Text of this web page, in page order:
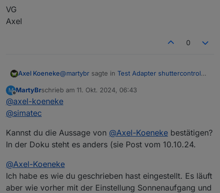
VG
Axel
0
Axel Koeneke@martybr sagte in Test Adapter shuttercontrol
Ich benötige aber zur Steuerung der Rollos
die drei Bereiche. Lässt sich der
Helligkeitssensor sinnvoll mit der
Ansonsten bleibe ich bei der Astro-
Steuerung, da ich die Bereiche benötige.
Du steuerst auch jetzt nicht über Astro! Astro ist
eine "EXTRA-Einstellung", die wie der
Du steuerst über z.B. "Schlafen ohne Automatik"
oder Kinder, Wohnen ....
Du hast also deine drei Bereiche weiterhin.
Einfach probieren und die richtigen Werte des
Auch die Zeit bei ASTRO (bei mir +10 Minuten)
bewirken subjektiv sehr viel.
Axel
M
Offline
MartyBrschrieb am 11. Okt. 2024, 06:43
zuletzt editiert von
@axel-koeneke
@simatec
Kannst du die Aussage von @Axel-Koeneke bestätigen?
In der Doku steht es anders (sie Post vom 10.10.24.
@Axel-Koeneke
Ich habe es wie du geschrieben hast eingestellt. Es läuft
aber wie vorher mit der Einstellung Sonnenaufgang und